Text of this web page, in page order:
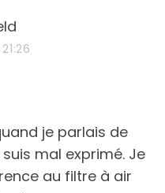
je parlais de
mal exprimé. Je
au filtre à air